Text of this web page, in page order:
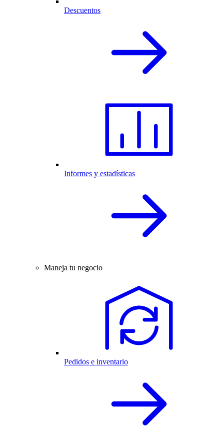
Descuentos
Informes y estadísticas
Maneja tu negocio
Pedidos e inventario